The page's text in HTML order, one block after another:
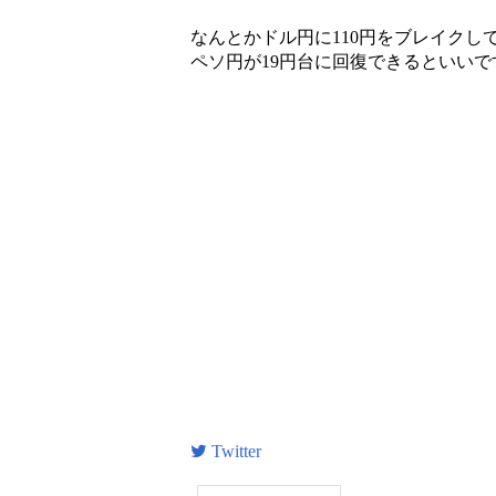
なんとかドル円に110円をブレイク
ペソ円が19円台に回復できるといいで
Twitter